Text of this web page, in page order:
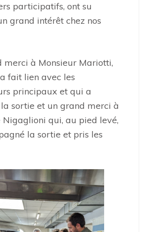
participatifs, ont su
grand intérêt chez nos
merci à Monsieur Mariotti,
fait lien avec les
principaux et qui a
sortie et un grand merci à
qui, au pied levé,
la sortie et pris les